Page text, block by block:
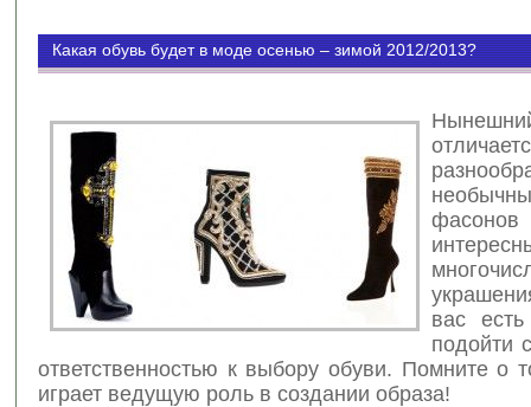
Какая обувь будет в моде осенью – зимой 2012/2013?
вас есть
подойти
ответственностью к выбору обуви. Помните о
играет ведущую роль в создании образа!